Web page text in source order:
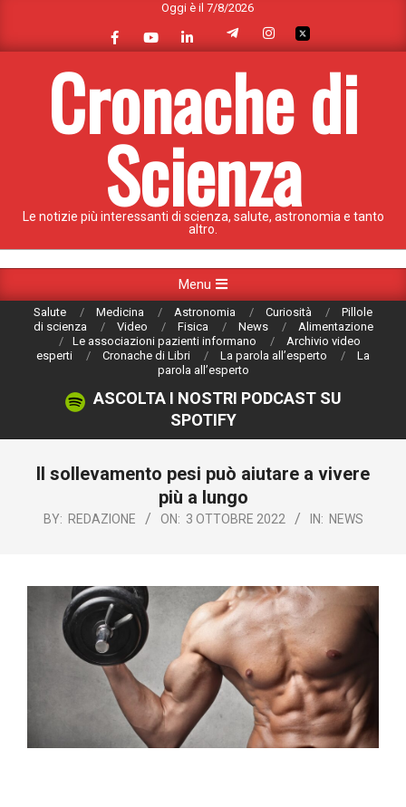
content
Oggi è il 7/8/2026
Cronache di
Scienza
Le notizie più interessanti di scienza, salute, astronomia e tanto
altro.
Navigation
Menu
Salute Medicina Astronomia Curiosità
Pillole
di scienza
Video Fisica News
Alimentazione
Le associazioni pazienti informano
Archivio video
esperti
Cronache di Libri La parola all’esperto
La
parola all’esperto
ASCOLTA I NOSTRI PODCAST SU
SPOTIFY
Il sollevamento pesi può aiutare a vivere
più a lungo
BY: REDAZIONE ON: 3 OTTOBRE 2022 IN: NEWS